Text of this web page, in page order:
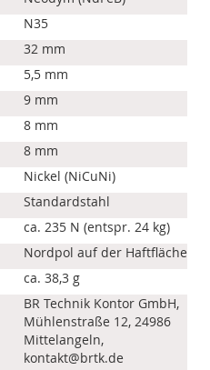
N35
32 mm
5,5 mm
9 mm
8 mm
8 mm
Nickel (NiCuNi)
Standardstahl
ca. 235 N (entspr. 24 kg)
Nordpol auf der Haftfläche
ca. 38,3 g
BR Technik Kontor GmbH,
Mühlenstraße 12, 24986
Mittelangeln,
kontakt@brtk.de